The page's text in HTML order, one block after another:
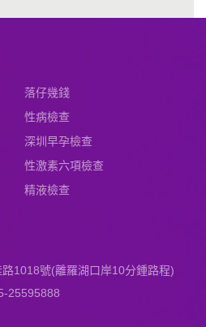
落仔幾錢
性病檢查
深圳早孕檢查
性激素六項檢查
精液檢查
1018號(離羅湖口岸10分鍾路程)
25595888